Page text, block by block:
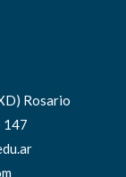
Rosario
147